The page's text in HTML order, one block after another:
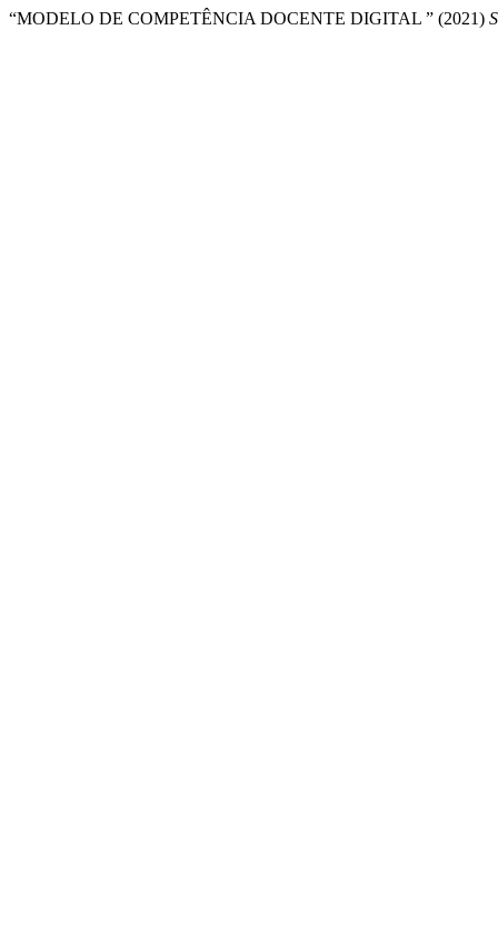
“MODELO DE COMPETÊNCIA DOCENTE DIGITAL ” (2021)